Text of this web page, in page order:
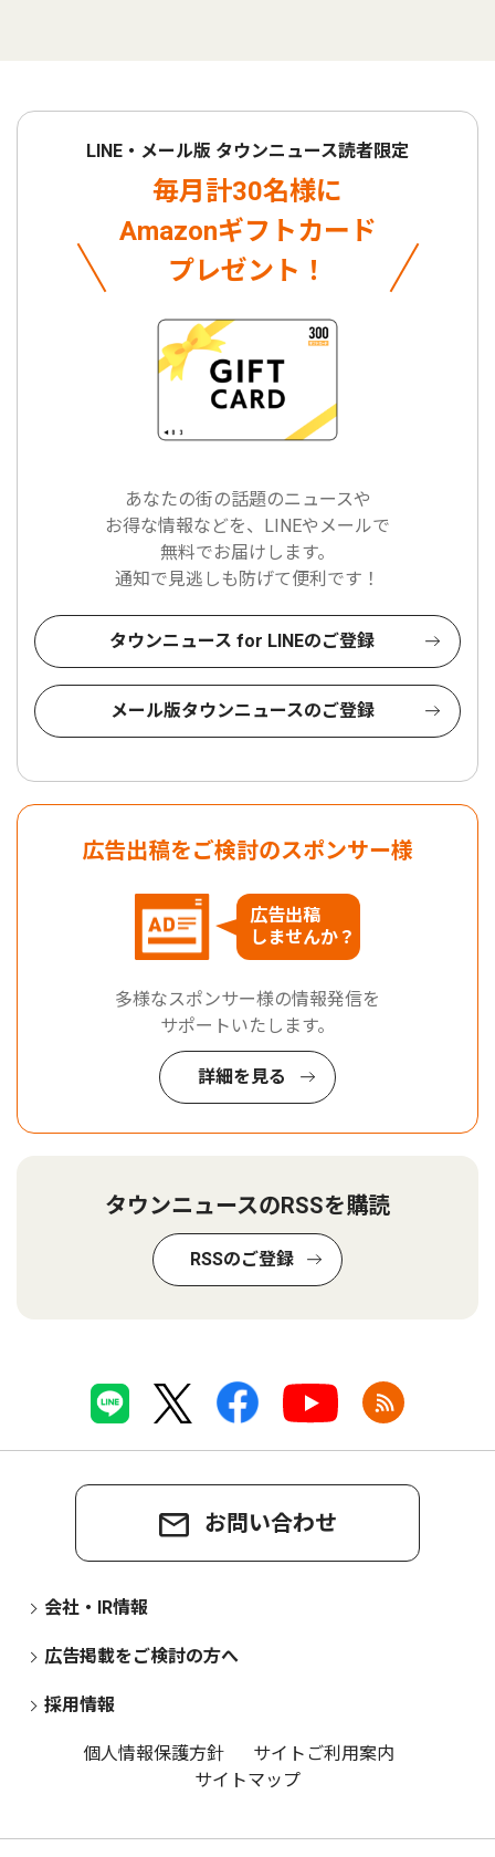
LINE・メール版 タウンニュース読者限定
毎月計30名様に
Amazonギフトカード
プレゼント！
あなたの街の話題のニュースや
お得な情報などを、LINEやメールで
無料でお届けします。
通知で見逃しも防げて便利です！
タウンニュース for LINEのご登録
メール版タウンニュースのご登録
広告出稿をご検討のスポンサー様
広告出稿
しませんか？
多様なスポンサー様の情報発信を
サポートいたします。
詳細を見る
タウンニュースのRSSを購読
RSSのご登録
お問い合わせ
会社・IR情報
広告掲載をご検討の方へ
採用情報
個人情報保護方針
サイトご利用案内
サイトマップ